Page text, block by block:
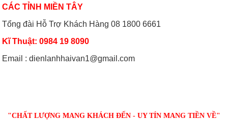
Có nên bật/tắt máy lạnh liên tục để
Hướng dẫn sử dụng điều hòa đúng
CÁC TỈNH MIỀN TÂY
Tổng đài Hỗ Trợ Khách Hàng 08 1800 6661
Kĩ Thuật: 0984 19 8090
Email : dienlanhhaivan1@gmail.com
"CHẤT LƯỢNG MANG KHÁCH ĐẾN - UY TÍN MANG TIỀN VỀ"